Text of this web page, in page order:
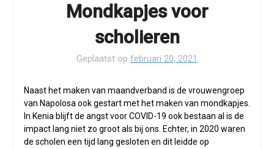
Mondkapjes voor
scholieren
Geplaatst op februari 20, 2021
Naast het maken van maandverband is de vrouwengroep
van Napolosa ook gestart met het maken van mondkapjes.
In Kenia blijft de angst voor COVID-19 ook bestaan al is de
impact lang niet zo groot als bij ons. Echter, in 2020 waren
de scholen een tijd lang gesloten en dit leidde op